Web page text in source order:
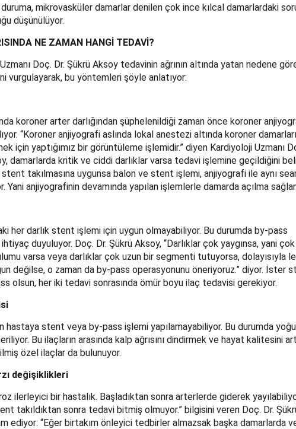
mikrovasküler damarlar denilen çok ince kılcal damarlardaki
düşünülüyor.
NE ZAMAN HANGİ TEDAVİ?
Doç. Dr. Şükrü Aksoy tedavinin ağrının altında yatan nedene
vurgulayarak, bu yöntemleri şöyle anlatıyor:
koroner arter darlığından şüphelenildiği zaman önce koroner
“Koroner anjiyografi aslında lokal anestezi altında koroner damarları
için yaptığımız bir görüntüleme işlemidir.” diyen Kardiyoloji Uzmanı
damarlarda kritik ve ciddi darlıklar varsa tedavi işlemine geçildiğini
stent takılmasına uygunsa balon ve stent işlemi, anjiyografi ile aynı
Yani anjiyografinin devamında yapılan işlemlerle damarda açılma
her darlık stent işlemi için uygun olmayabiliyor. Bu durumda by-pass
duyuluyor. Doç. Dr. Şükrü Aksoy, “Darlıklar çok yaygınsa, yani çok
varsa veya darlıklar çok uzun bir segmenti tutuyorsa, dolayısıyla
değilse, o zaman da by-pass operasyonunu öneriyoruz.” diyor. İster
olsun, her iki tedavi sonrasında ömür boyu ilaç tedavisi gerekiyor.
hastaya stent veya by-pass işlemi yapılamayabiliyor. Bu durumda
Bu ilaçların arasında kalp ağrısını dindirmek ve hayat kalitesini
özel ilaçlar da bulunuyor.
değişiklikleri
ilerleyici bir hastalık. Başladıktan sonra arterlerde giderek
takıldıktan sonra tedavi bitmiş olmuyor.” bilgisini veren Doç. Dr.
ediyor: “Eğer birtakım önleyici tedbirler almazsak başka damarlarda